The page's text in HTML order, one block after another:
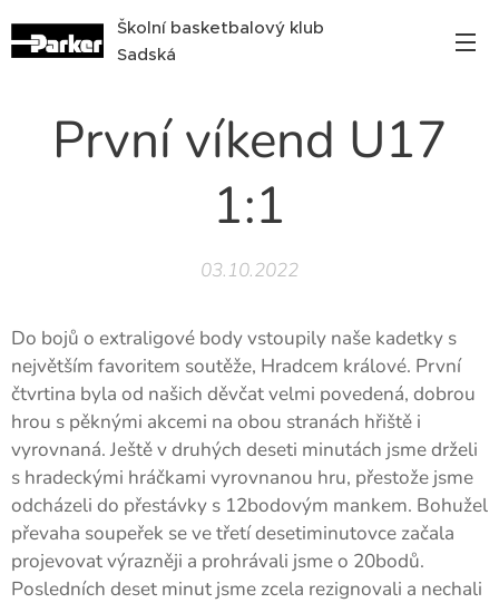
Školní basketbalový klub
Sadská
První víkend U17
1:1
03.10.2022
Do bojů o extraligové body vstoupily naše kadetky s
největším favoritem soutěže, Hradcem králové. První
čtvrtina byla od našich děvčat velmi povedená, dobrou
hrou s pěknými akcemi na obou stranách hřiště i
vyrovnaná. Ještě v druhých deseti minutách jsme drželi
s hradeckými hráčkami vyrovnanou hru, přestože jsme
odcházeli do přestávky s 12bodovým mankem. Bohužel
převaha soupeřek se ve třetí desetiminutovce začala
projevovat výrazněji a prohrávali jsme o 20bodů.
Posledních deset minut jsme zcela rezignovali a nechali